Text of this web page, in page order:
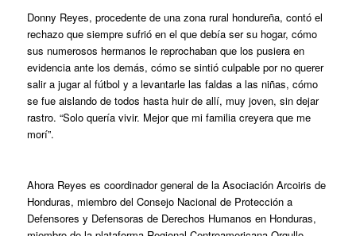
Donny Reyes, procedente de una zona rural hondureña, contó el
rechazo que siempre sufrió en el que debía ser su hogar, cómo
sus numerosos hermanos le reprochaban que los pusiera en
evidencia ante los demás, cómo se sintió culpable por no querer
salir a jugar al fútbol y a levantarle las faldas a las niñas, cómo
se fue aislando de todos hasta huir de allí, muy joven, sin dejar
rastro. “Solo quería vivir. Mejor que mi familia creyera que me
morí”.
Ahora Reyes es coordinador general de la Asociación Arcoiris de
Honduras, miembro del Consejo Nacional de Protección a
Defensores y Defensoras de Derechos Humanos en Honduras,